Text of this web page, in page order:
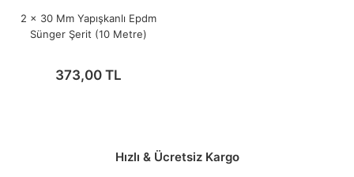
2 x 30 Mm Yapışkanlı Epdm
Sünger Şerit (10 Metre)
373,00 TL
Hızlı & Ücretsiz Kargo